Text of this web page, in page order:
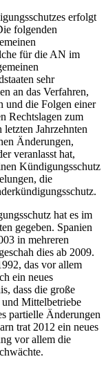
erfolgt
folgenden
für die AN im
sehr
an das Verfahren,
und die Folgen einer
Rechtslagen zum
Jahrzehnten
Änderungen,
veranlasst hat,
Kündigungsschutz
die
hat es im
gegeben. Spanien
in mehreren
dies ab 2009.
das vor allem
ein neues
dass die große
Mittelbetriebe
partielle Änderungen
trat 2012 ein neues
vor allem die